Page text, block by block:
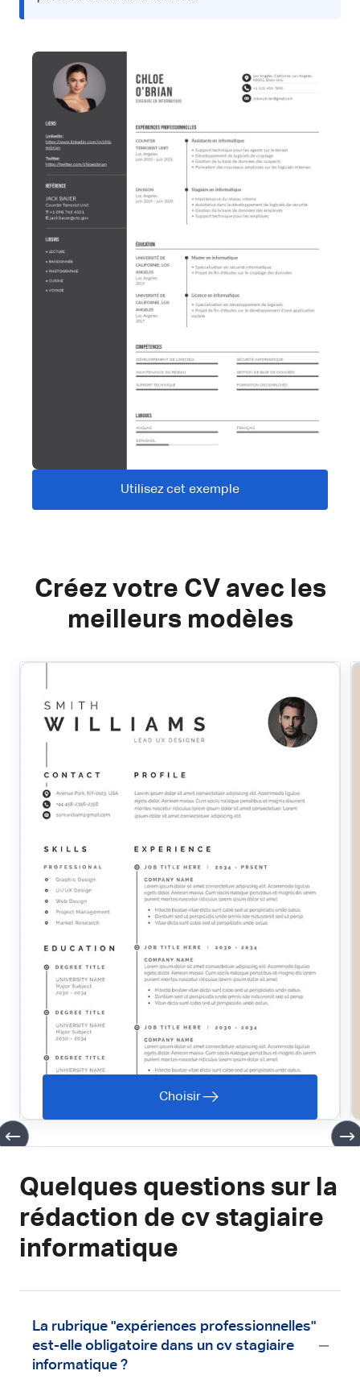
Utilisez cet exemple
Créez votre CV avec les
meilleurs modèles
Choisir
Quelques questions sur la
rédaction de cv stagiaire
informatique
La rubrique "expériences professionnelles"
est-elle obligatoire dans un cv stagiaire
informatique ?